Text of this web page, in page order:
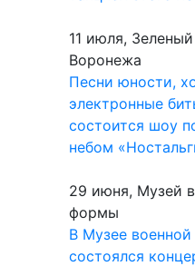
11 июля,
Воронежа
Песни юности,
электронные
состоится шоу
небом
29 июня, Музей
формы
В Музее
состоялся